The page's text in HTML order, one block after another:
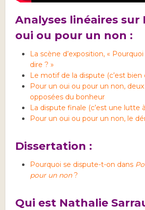
Analyses linéaires sur
oui ou pour un non :
La scène d’exposition, «
dire ? »
Le motif de la dispute (c’est bien
Pour un oui ou pour un non,
opposées du bonheur
La dispute finale (c’est une lutte
Pour un oui ou pour un non, le
Dissertation :
Pourquoi se dispute-t-on dans
pour un non?
Qui est Nathalie